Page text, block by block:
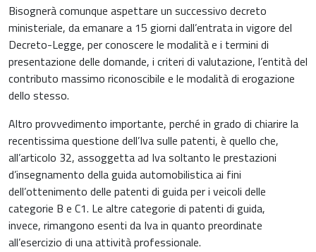
Bisognerà comunque aspettare un successivo decreto
ministeriale, da emanare a 15 giorni dall’entrata in vigore del
Decreto-Legge, per conoscere le modalità e i termini di
presentazione delle domande, i criteri di valutazione, l’entità del
contributo massimo riconoscibile e le modalità di erogazione
dello stesso.
Altro provvedimento importante, perché in grado di chiarire la
recentissima questione dell’Iva sulle patenti, è quello che,
all’articolo 32, assoggetta ad Iva soltanto le prestazioni
d’insegnamento della guida automobilistica ai fini
dell’ottenimento delle patenti di guida per i veicoli delle
categorie B e C1. Le altre categorie di patenti di guida,
invece, rimangono esenti da Iva in quanto preordinate
all’esercizio di una attività professionale.